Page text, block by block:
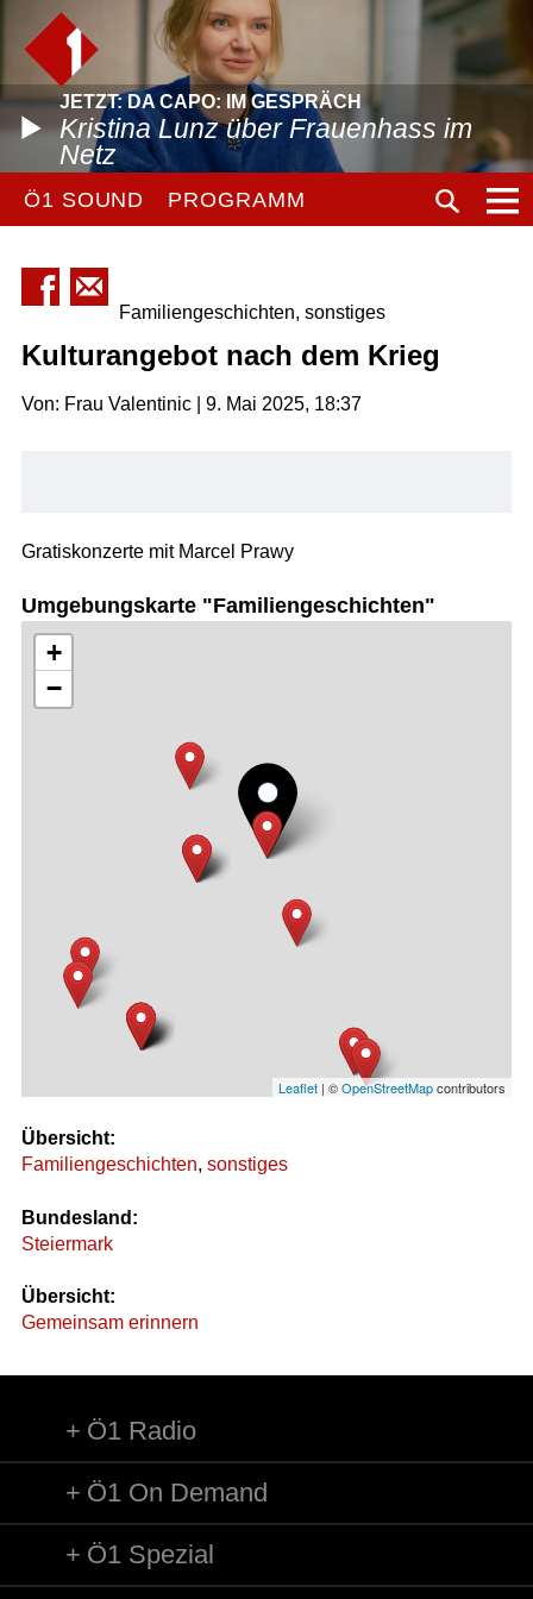
JETZT: DA CAPO: IM GESPRÄCH
Kristina Lunz über Frauenhass im
Netz
Ö1 SOUND PROGRAMM
Familiengeschichten, sonstiges
Kulturangebot nach dem Krieg
Von: Frau Valentinic | 9. Mai 2025, 18:37
Gratiskonzerte mit Marcel Prawy
Umgebungskarte "Familiengeschichten"
+
−
Leaflet | ©OpenStreetMapcontributors
Übersicht:
Familiengeschichten, sonstiges
Bundesland:
Steiermark
Übersicht:
Gemeinsam erinnern
Ö1 Radio
Ö1 On Demand
Ö1 Spezial